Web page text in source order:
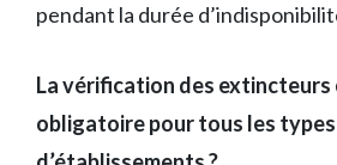
pendant la durée
La vérification des
obligatoire pour tous les types